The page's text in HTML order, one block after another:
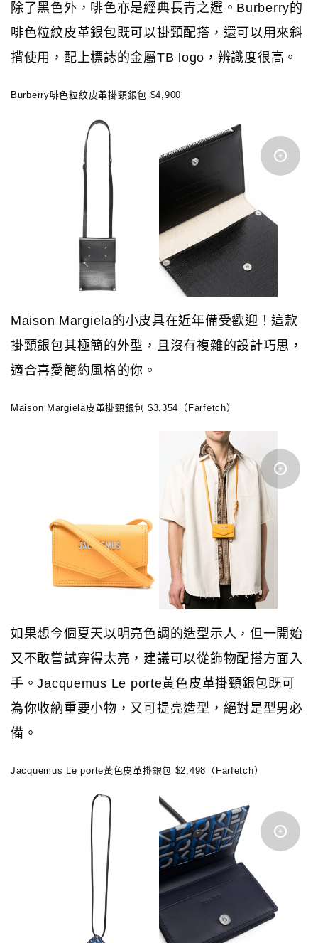
除了黑色外，啡色亦是經典長青之選。Burberry的
啡色粒紋皮革銀包既可以掛頸配搭，還可以用來斜
揹使用，配上標誌的金屬TB logo，辨識度很高。
Burberry啡色粒紋皮革掛頸銀包 $4,900
Maison Margiela的小皮具在近年備受歡迎！這款
掛頸銀包其極簡的外型，且沒有複雜的設計巧思，
適合喜愛簡約風格的你。
Maison Margiela皮革掛頸銀包 $3,354（Farfetch）
如果想今個夏天以明亮色調的造型示人，但一開始
又不敢嘗試穿得太亮，建議可以從飾物配搭方面入
手。Jacquemus Le porte黃色皮革掛頸銀包既可
為你收納重要小物，又可提亮造型，絕對是型男必
備。
Jacquemus Le porte黃色皮革掛銀包 $2,498（Farfetch）